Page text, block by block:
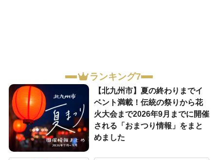
ランキング7
【北九州市】夏の終わりまでイ
ベント満載！伝統の祭りから花
火大会まで2026年9月までに開催
される「おまつり情報」をまと
めました